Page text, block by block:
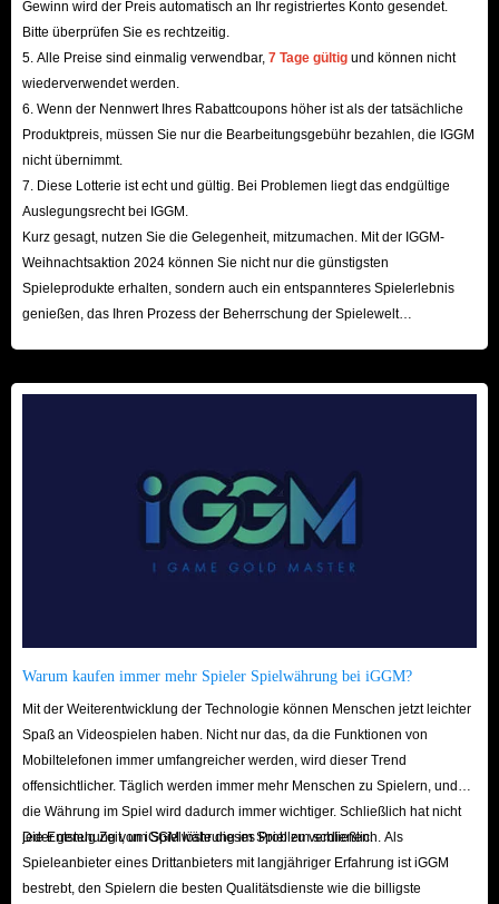
Wenn Ihre Bestellung vor der Lieferung storniert wird, können Sie eine
Kurz gesagt, mit einer umfassenden Auswahl an Artikeln,
wettbewerbsfähigen Preisen, sicheren Transaktionen und schnellem
für den Kauf von Black Myth Wukong-Artikeln und zur Verbesserung Ihres
Spielerlebnisses! Beeilen Sie sich und kaufen Sie hier die Artikel, die Sie
benötigen, und beginnen Sie ein Fantasy-Abenteuer!
Gewinn wird der Preis automatisch an Ihr registriertes Konto gesendet.
Bitte überprüfen Sie es rechtzeitig.
5. Alle Preise sind einmalig verwendbar, 7 Tage gültig und können nicht
wiederverwendet werden.
6. Wenn der Nennwert Ihres Rabattcoupons höher ist als der tatsächliche
Produktpreis, müssen Sie nur die Bearbeitungsgebühr bezahlen, die IGGM
nicht übernimmt.
7. Diese Lotterie ist echt und gültig. Bei Problemen liegt das endgültige
Auslegungsrecht bei IGGM.
Kurz gesagt, nutzen Sie die Gelegenheit, mitzumachen. Mit der IGGM-
Weihnachtsaktion 2024 können Sie nicht nur die günstigsten
Spieleprodukte erhalten, sondern auch ein entspannteres Spielerlebnis
genießen, das Ihren Prozess der Beherrschung der Spielewelt
Warum kaufen immer mehr Spieler Spielwährung bei iGGM?
Mit der Weiterentwicklung der Technologie können Menschen jetzt leichter
Spaß an Videospielen haben. Nicht nur das, da die Funktionen von
Mobiltelefonen immer umfangreicher werden, wird dieser Trend
offensichtlicher. Täglich werden immer mehr Menschen zu Spielern, und
die Währung im Spiel wird dadurch immer wichtiger. Schließlich hat nicht
jeder genug Zeit, um Spielwährung im Spiel zu verdienen.
Die Entstehung von iGGM löste dieses Problem schließlich. Als
Spieleanbieter eines Drittanbieters mit langjähriger Erfahrung ist iGGM
bestrebt, den Spielern die besten Qualitätsdienste wie die billigste